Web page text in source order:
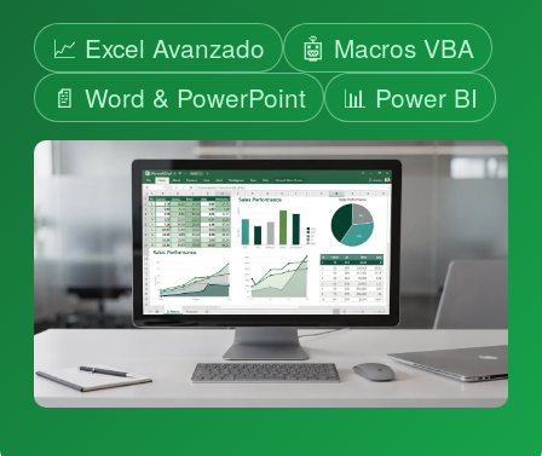
📈 Excel Avanzado
🤖 Macros VBA
📄 Word & PowerPoint
📊 Power BI